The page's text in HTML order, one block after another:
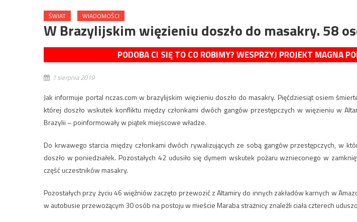
ŚWIAT WIADOMOŚCI
W Brazylijskim więzieniu doszło do masakry. 58
PODOBA CI SIĘ TO CO ROBIMY? WESPRZYJ PROJEKT MAGNA
1 sierpnia 2019
Jak informuje portal nczas.com w brazylijskim więzieniu doszło do masakry. Pięćdziesiąt osiem
której doszło wskutek konfliktu między członkami dwóch gangów przestępczych w więzieniu w
Brazylii – poinformowały w piątek miejscowe władze.
Do krwawego starcia między członkami dwóch rywalizujących ze sobą gangów przestępczych, w
doszło w poniedziałek. Pozostałych 42 udusiło się dymem wskutek pożaru wznieconego w
część uczestników masakry.
Pozostałych przy życiu 46 więźniów zaczęto przewozić z Altamiry do innych zakładów karnych w
w autobusie przewożącym 30 osób na postoju w mieście Maraba strażnicy znaleźli ciała czterech